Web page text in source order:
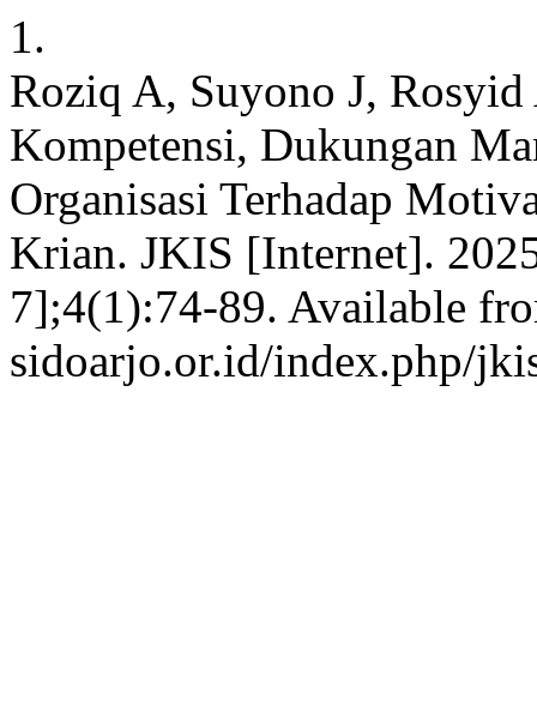
1.
Roziq A, Suyono J,
Kompetensi, Dukungan
Organisasi Terhadap
Krian. JKIS [Internet].
7];4(1):74-89. Available
sidoarjo.or.id/index.php/